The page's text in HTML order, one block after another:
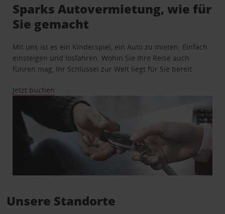
Sparks Autovermietung, wie für
Sie gemacht
Mit uns ist es ein Kinderspiel, ein Auto zu mieten. Einfach
einsteigen und losfahren. Wohin Sie Ihre Reise auch
führen mag, Ihr Schlüssel zur Welt liegt für Sie bereit.
Jetzt buchen
Unsere Standorte